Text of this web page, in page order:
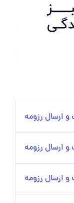
ارسال رزومه
ارسال رزومه
ارسال رزومه